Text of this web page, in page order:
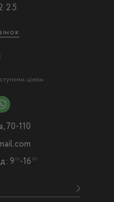
25
цінам
70-110
9 00-16 00